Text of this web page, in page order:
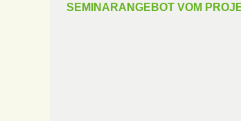
SEMINARANGEBOT VOM